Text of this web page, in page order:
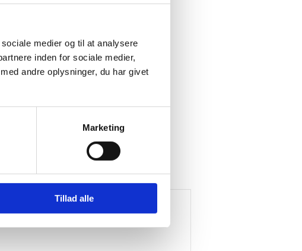
medier og til at analysere
inden for sociale medier,
andre oplysninger, du har givet
Marketing
Tillad alle
og for afvikling af de fagdidaktiske
på gymnasier og hf-institutioner i